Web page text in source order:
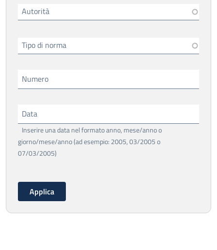
Autorità
Tipo di norma
Numero
Data
Inserire una data nel formato anno, mese/anno o
giorno/mese/anno (ad esempio: 2005, 03/2005 o
07/03/2005)